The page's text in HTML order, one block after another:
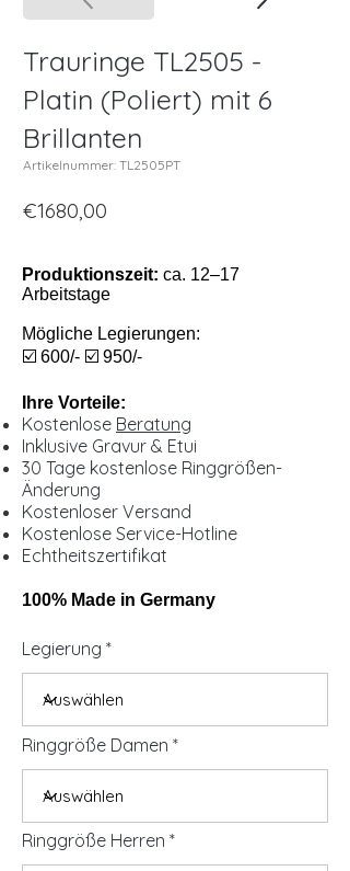
Trauringe TL2505 -
Platin (Poliert) mit 6
Brillanten
Artikelnummer: TL2505PT
€1680,00
Produktionszeit: ca. 12–17
Arbeitstage
Mögliche Legierungen:
☑️ 600/- ☑️ 950/-
Ihre Vorteile:
Kostenlose Beratung
Inklusive Gravur & Etui
30 Tage kostenlose Ringgrößen-
Änderung
Kostenloser Versand
Kostenlose Service-Hotline
Echtheitszertifikat
100% Made in Germany
Legierung
Ringgröße Damen
Ringgröße Herren